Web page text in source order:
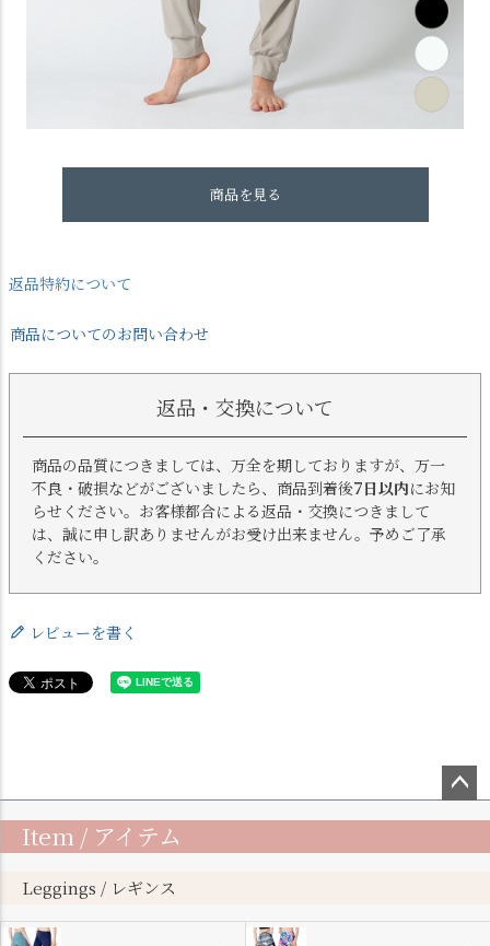
商品を見る
返品特約について
商品についてのお問い合わせ
返品・交換について
商品の品質につきましては、万全を期しておりますが、万一
不良・破損などがございましたら、商品到着後7日以内にお知
らせください。お客様都合による返品・交換につきまして
は、誠に申し訳ありませんがお受け出来ません。予めご了承
ください。
レビューを書く
ップ
Item / アイテム
Leggings / レギンス